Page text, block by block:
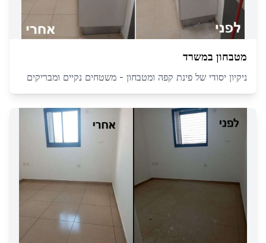
מטבחון במשרד
ניקיון יסודי של פינת קפה ומטבחון - משטחים נקיים ומבריקים